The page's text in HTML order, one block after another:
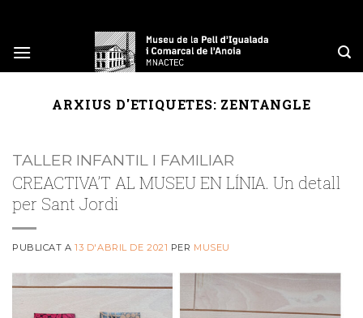
content
ARXIUS D'ETIQUETES: ZENTANGLE
TALLER INFANTIL I FAMILIAR
CREACTIVA’T AL MUSEU EN LÍNIA. Un detall
per Sant Jordi
PUBLICAT A13 D'ABRIL DE 2021 PER MUSEU